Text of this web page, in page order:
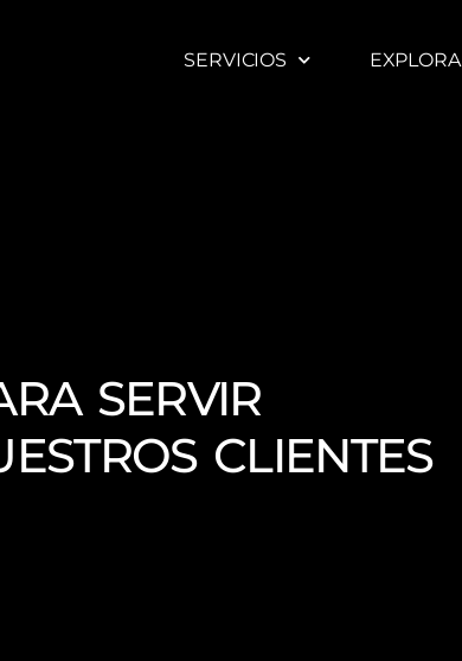
SERVICIOS EXPLORA
SERVIR
CLIENTES